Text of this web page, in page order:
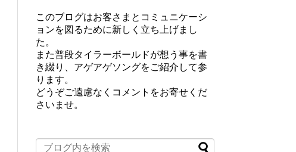
このブログはお客さまとコミュニケーシ
ョンを図るために新しく立ち上げまし
た。
また普段タイラーボールドが想う事を書
き綴り、アゲアゲソングをご紹介して参
ります。
どうぞご遠慮なくコメントをお寄せくだ
さいませ。